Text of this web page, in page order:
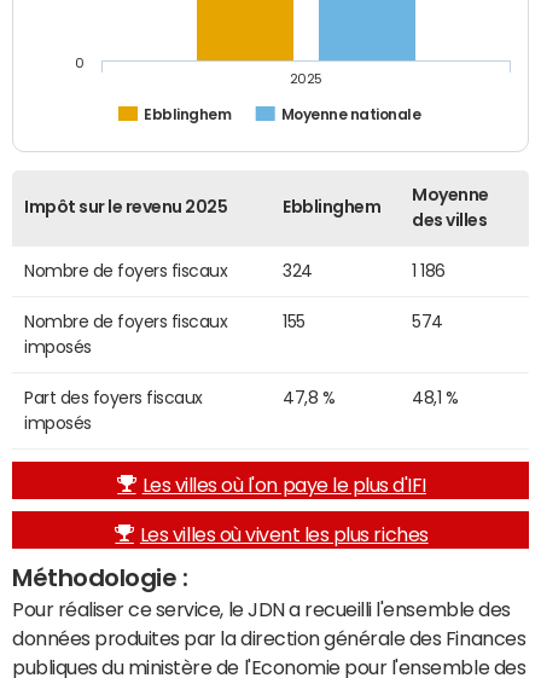
Ebblinghem Moyenne nationale
2025
0
Impôt sur le revenu 2025 Ebblinghem
Moyenne
des villes
Nombre de foyers fiscaux 324 1 186
Nombre de foyers fiscaux
imposés
155 574
Part des foyers fiscaux
imposés
47,8 % 48,1 %
Les villes où l'on paye le plus d'IFI
Les villes où vivent les plus riches
Méthodologie :
Pour réaliser ce service, le JDN a recueilli l'ensemble des
données produites par la direction générale des Finances
publiques du ministère de l'Economie pour l'ensemble des